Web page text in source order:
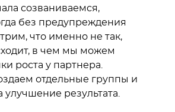
созваниваемся,
без предупреждения
что именно не так,
в чем мы можем
роста у партнера.
отдельные группы и
улучшение результата.